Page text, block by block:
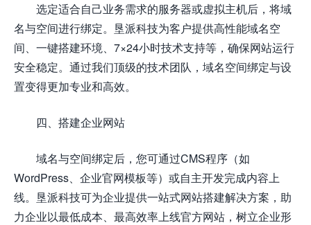
选定适合自己业务需求的服务器或虚拟主机后，将域
名与空间进行绑定。垦派科技为客户提供高性能域名空
间、一键搭建环境、7×24小时技术支持等，确保网站运行
安全稳定。通过我们顶级的技术团队，域名空间绑定与设
置变得更加专业和高效。
四、搭建企业网站
域名与空间绑定后，您可通过CMS程序（如
WordPress、企业官网模板等）或自主开发完成内容上
线。垦派科技可为企业提供一站式网站搭建解决方案，助
力企业以最低成本、最高效率上线官方网站，树立企业形